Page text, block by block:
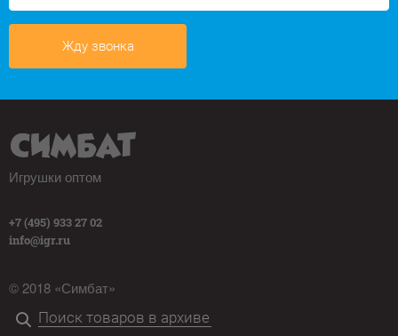
Жду звонка
Игрушки оптом
+7 (495) 933 27 02
info@igr.ru
© 2018 «Симбат»